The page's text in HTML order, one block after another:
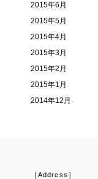
2015年6月
2015年5月
2015年4月
2015年3月
2015年2月
2015年1月
2014年12月
［Address］